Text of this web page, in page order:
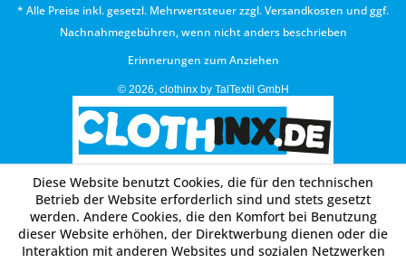
* Alle Preise inkl. gesetzl. Mehrwertsteuer zzgl.Versandkosten und ggf.
Nachnahmegebühren, wenn nicht anders beschrieben
Erinnerungen zum Anziehen
© 2026, clothinx by TalTextil GmbH
Diese Website benutzt Cookies, die für den technischen
Betrieb der Website erforderlich sind und stets gesetzt
werden. Andere Cookies, die den Komfort bei Benutzung
dieser Website erhöhen, der Direktwerbung dienen oder die
Interaktion mit anderen Websites und sozialen Netzwerken